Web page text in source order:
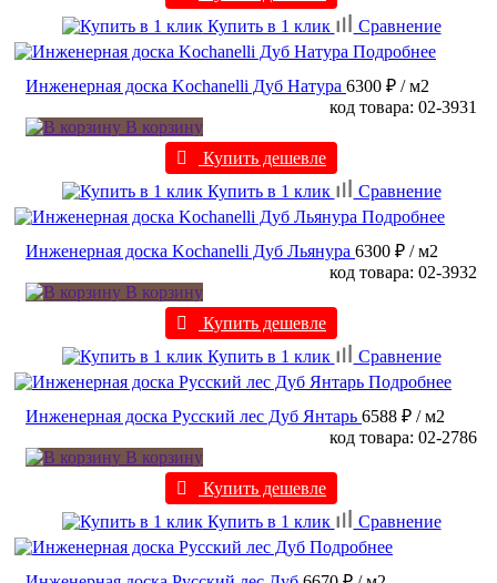
Купить в 1 клик
Сравнение
Подробнее
Инженерная доска Kochanelli Дуб Натура 6300 ₽ / м2
код товара: 02-3931
В корзину
Купить дешевле
Купить в 1 клик
Сравнение
Подробнее
Инженерная доска Kochanelli Дуб Льянура 6300 ₽ / м2
код товара: 02-3932
В корзину
Купить дешевле
Купить в 1 клик
Сравнение
Подробнее
Инженерная доска Русский лес Дуб Янтарь 6588 ₽ / м2
код товара: 02-2786
В корзину
Купить дешевле
Купить в 1 клик
Сравнение
Подробнее